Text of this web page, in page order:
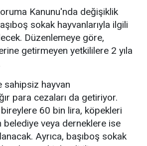
Kanunu'nda değişiklik
sokak hayvanlarıyla ilgili
Düzenlemeye göre,
getirmeyen yetkililere 2 yıla
sahipsiz hayvan
para cezaları da getiriyor.
60 bin lira, köpekleri
belediye veya derneklere ise
Ayrıca, başıboş sokak